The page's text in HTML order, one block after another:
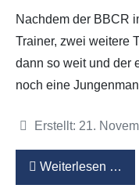
Nachdem der BBCR
Trainer, zwei weitere
dann so weit und der
noch eine
Details
Erstellt: 21.
Weiterlesen …